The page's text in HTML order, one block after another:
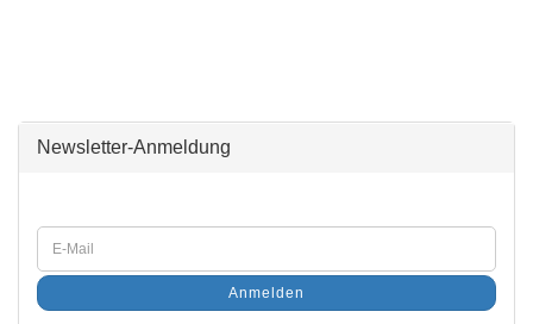
Newsletter-Anmeldung
Anmelden